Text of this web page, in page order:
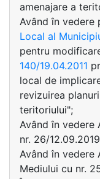
amenajare a
Având în vedere
Local al
pentru
140/19.04.2011
local de
revizuirea
teritoriului";
Având în vedere
nr. 26/
Având în vedere
Mediului cu nr.